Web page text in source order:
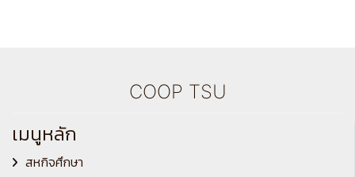
COOP TSU
เมนูหลัก
สหกิจศึกษา